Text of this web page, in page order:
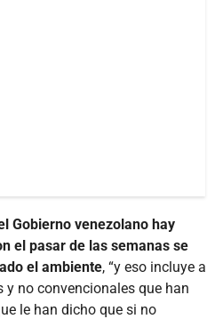
Gobierno venezolano hay
el pasar de las semanas se
el ambiente, “y eso incluye a
no convencionales que han
le han dicho que si no